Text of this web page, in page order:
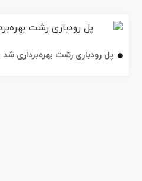
پل رودباری رشت بهره‌برداری شد